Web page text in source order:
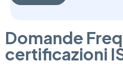
Domande
certificazioni